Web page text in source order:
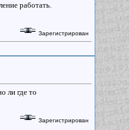
работать.
Зарегистрирован
ли где то
Зарегистрирован